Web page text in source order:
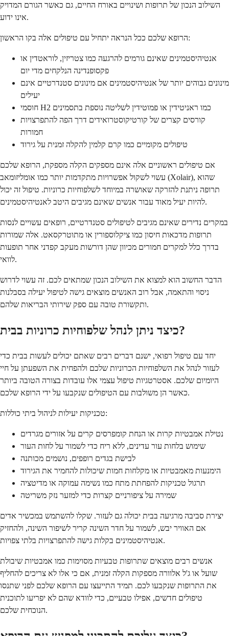
השילוב הנכון של תרופות ושינויים באורח החיים, גם כאשר הגורם המדויק
אינו ידוע.
הרופא שלכם ככל הנראה יתחיל עם טיפולים אלה בקו הראשון:
אנטיהיסטמינים שאינם גורמים להרגעה כמו צטריזין, לוראטדין או
פקסופנדינה הנלקחים מדי יום
מינונים גבוהים יותר של אנטיהיסטמינים אם מינונים סטנדרטיים אינם
יעילים
חוסמי H2 כמו ראניטידין או פמוטידין לשליטה נוספת בתסמינים
קורסים קצרים של קורטיקוסטרואידים דרך הפה להתפרצויות
חמורות
טיפולים מקומיים כמו קרם קלמין להקלה זמנית על גירוד
אם טיפולים ראשוניים אלה אינם מספקים הקלה מספקת, הרופא שלכם
עשוי לשקול אפשרויות מתקדמות יותר כמו אומליזומאב (Xolair), שהוא
תרופה ניתנת להזרקה שאושרה במיוחד לשלפוחיות כרוניות. טיפול זה יכול
להיות יעיל מאוד עבור אנשים שאינם מגיבים היטב לאנטיהיסטמינים.
במקרים נדירים שאינם מגיבים לטיפולים סטנדרטיים, רופאים עשויים לנסות
תרופות מדכאות חיסון כמו ציקלוספורין או מתוטרקסאט. אלה שמורות
בדרך כלל למקרים חמורים מכיוון שהן דורשות מעקב קפדני אחר תופעות
לוואי.
הדבר החשוב הוא למצוא את השילוב הנכון שמתאים לכם. זה עשוי לדרוש
ניסוי והתאמה, אבל רוב האנשים מוצאים גישה לטיפול יעילה בסבלנות
ותקשורת טובה עם ספק שירותי הבריאות שלהם.
כיצד ניתן לנהל שלפוחיות כרוניות בבית?
יחד עם טיפול רפואי, ישנם דברים רבים שאתם יכולים לעשות בבית כדי
לעזור לנהל את השלפוחיות הכרוניות שלכם ולהפחית את השפעתן על חיי
היומיום שלכם. אסטרטגיות טיפול עצמי אלו עובדות בצורה הטובה ביותר
כאשר הן משולבות עם הטיפולים שנקבעו על ידי הרופא שלכם.
טכניקות יעילות לניהול ביתי כוללות:
נטילת אמבטיות קרות או הנחת קומפרסים קרים על אזורים מגרדים
שימוש בלחות עור עדינים, ללא ריח כדי לשמור על לחות העור
לבישת בגדים רופפים, נושמים מכותנה
הימנעות מאמבטיות או מקלחות חמות שיכולות להחמיר את הגירוד
תרגול טכניקות להפחתת מתח כמו נשימה עמוקה או מדיטציה
שמירה על ציפורניים קצרות כדי למזער נזק משריטה
יצירת סביבה מרגיעה בבית יכולה גם לעזור. שקלו להשתמש במכשיר אדים
אם האוויר יבש, לשמור על חדר השינה קריר לשיפור השינה, ולהחזיק
אנטיהיסטמינים בקלות גישה להתפרצויות בלתי צפויות.
אנשים רבים מוצאים שתרופות טבעיות מסוימות כמו אמבטיות שיבולת
שועל או ג'ל אלוורה מספקות הקלה זמנית, אם כי אלו לא צריכים להחליף
את התרופות שנקבעו לכם. תמיד התייעצו עם הרופא שלכם לפני שתנסו
טיפולים חדשים, אפילו טבעיים, כדי לוודא שהם לא יפריעו לתוכנית
הנוכחית שלכם.